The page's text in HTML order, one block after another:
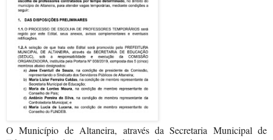
O Município de Altaneira, através da Secretaria Municipal de